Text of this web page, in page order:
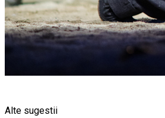
Alte sugestii